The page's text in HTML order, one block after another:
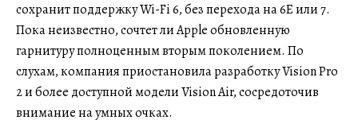
сохранит поддержку Wi-Fi 6, без перехода на 6E или 7.
Пока неизвестно, сочтет ли Apple обновленную
гарнитуру полноценным вторым поколением. По
слухам, компания приостановила разработку Vision Pro
2 и более доступной модели Vision Air, сосредоточив
внимание на умных очках.